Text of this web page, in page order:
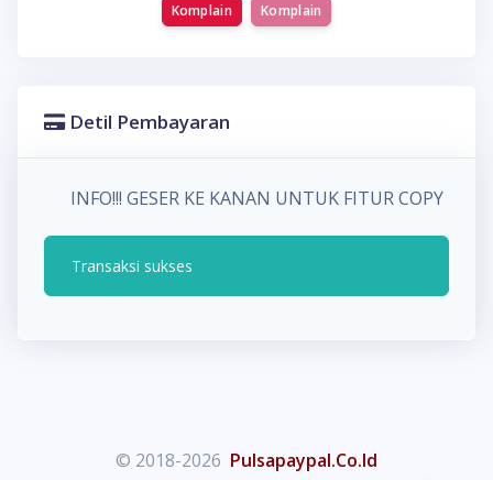
Komplain Komplain
Detil Pembayaran
INFO!!! GESER KE KANAN UNTUK FITUR COPY
Transaksi sukses
© 2018-2026 Pulsapaypal.Co.Id